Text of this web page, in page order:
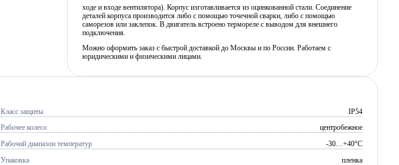
ходе и входе вентилятора). Корпус изготавливается из оцинкованной стали. Соединение
деталей корпуса производится либо с помощью точечной сварки, либо с помощью
саморезов или заклепок. В двигатель встроено термореле с выводом для внешнего
подключения.
Можно оформить заказ с быстрой доставкой до Москвы и по России. Работаем с
юридическими и физическими лицами.
Класс защиты IP54
Рабочее колесо центробежное
Рабочий диапазон температур -30…+40°C
Упаковка пленка